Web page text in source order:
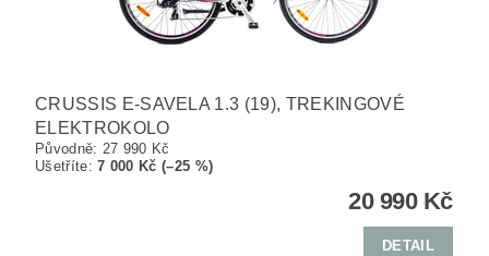
CRUSSIS E-SAVELA 1.3 (19), TREKINGOVÉ
ELEKTROKOLO
Původně: 27 990 Kč
Ušetříte:7 000 Kč (–25 %)
20 990 Kč
DETAIL